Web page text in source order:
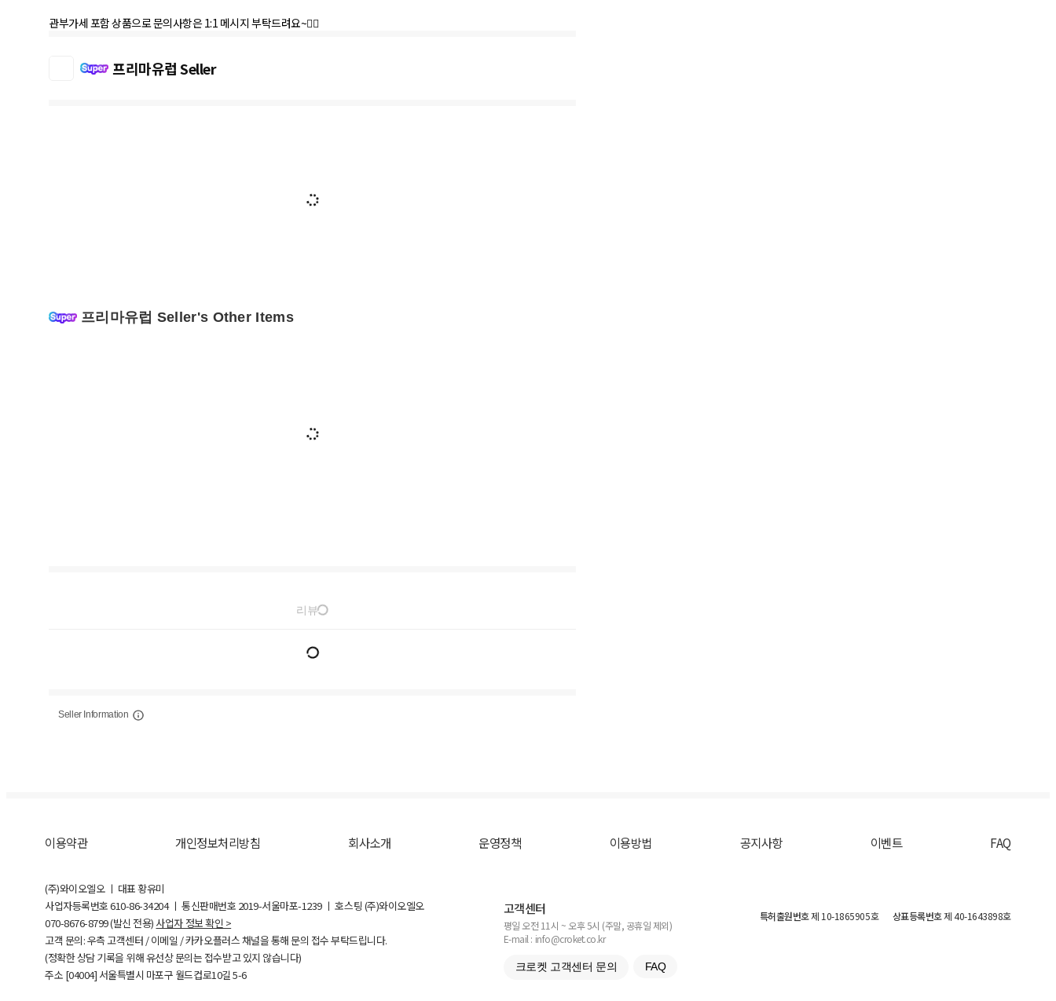
관부가세 포함 상품으로 문의사항은 1:1 메시지 부탁드려요~🤹‍♀️
프리마유럽 Seller
프리마유럽 Seller's Other Items
리뷰
Seller Information
이용약관 개인정보처리방침 회사소개 운영정책 이용방법 공지사항 이벤트 FAQ
(주)와이오엘오 ㅣ 대표 황유미
사업자등록번호610-86-34204ㅣ 통신판매번호 2019-서울마포-1239 ㅣ 호스팅 (주)와이오엘오
070-8676-8799 (발신 전용) 사업자 정보 확인 >
고객 문의: 우측 고객센터 / 이메일 / 카카오플러스 채널을 통해 문의 접수 부탁드립니다.
(정확한 상담 기록을 위해 유선상 문의는 접수받고 있지 않습니다)
주소 [04004] 서울특별시 마포구 월드컵로10길5-6
고객센터
평일 오전 11시 ~ 오후 5시 (주말, 공휴일 제외)
E-mail : info@croket.co.kr
크로켓 고객센터 문의 FAQ
특허출원번호제 10-1865905호 상표등록번호제 40-1643898호